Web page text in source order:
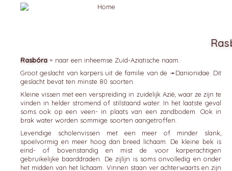
Rasbóra = naar een inheemse Zuid-Aziatische naam.
Groot geslacht van karpers uit de familie van de ➛Danionidae . Dit
geslacht bevat ten minste 80 soorten.
Kleine vissen met een verspreiding in zuidelijk Azië, waar ze zijn te
vinden in helder stromend of stilstaand water. In het laatste geval
soms ook op een veen- in plaats van een zandbodem. Ook in
brak water worden sommige soorten aangetroffen.
Levendige scholenvissen met een meer of minder slank,
spoelvormig en meer hoog dan breed lichaam. De kleine bek is
eind- of bovenstandig en mist de voor karperachtigen
gebruikelijke baarddraden. De zijlijn is soms onvolledig en onder
het midden van het lichaam. Vinnen staan ver achterwaarts en zijn